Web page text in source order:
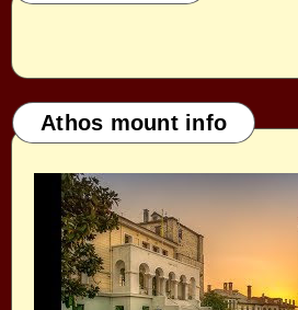
Athos mount info